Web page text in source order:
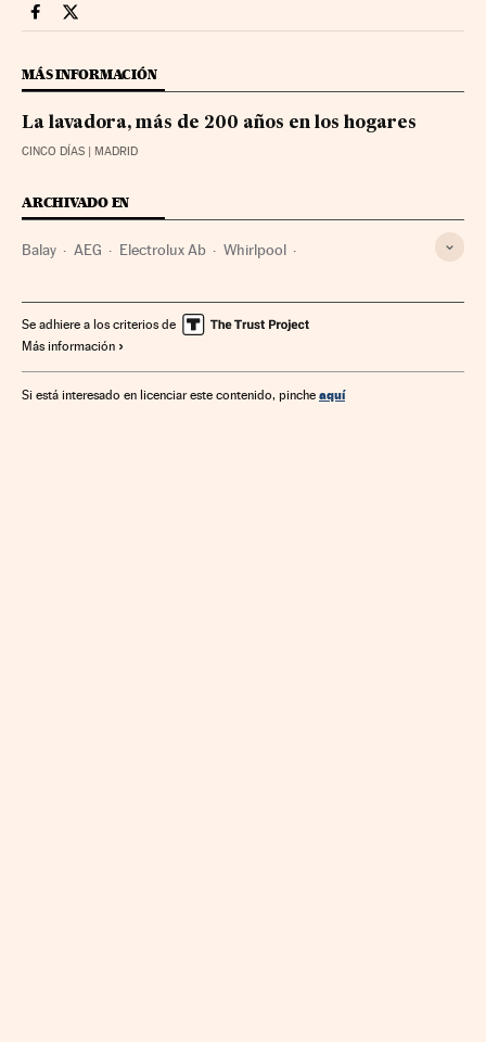
Fortunas Cinco Días en Facebook
Fortunas Cinco Días en Twitter
MÁS INFORMACIÓN
La lavadora, más de 200 años en los hogares
CINCO DÍAS | MADRID
ARCHIVADO EN
Balay AEG Electrolux Ab Whirlpool
Economía Sociedad Industria Bienes consumo
Se adhiere a los criterios de
Más información
Si está interesado en licenciar este contenido, pinche aquí